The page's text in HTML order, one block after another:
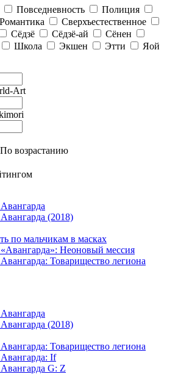
Повседневность
Полиция
Романтика
Сверхъестественное
Сёдзё Сёдзё-ай
Сёнен
Школа Экшен Этти
Яой
Art
По возрастанию
(2018)
по мальчикам в масках
Неоновый мессия
Товарищество легиона
(2018)
Товарищество легиона
If
G: Z